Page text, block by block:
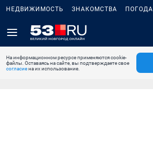
НЕДВИЖИМОСТЬ ЗНАКОМСТВА ПОГОДА
На информационном ресурсе применяются cookie-
файлы. Оставаясь на сайте, вы подтверждаете свое
согласиена их использование.